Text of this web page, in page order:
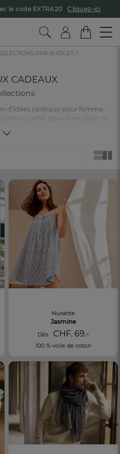
le code EXTRA20 Cliquez-ici
AT
PAR BUDGET
CADEAUX
d’idées cadeaux pour femme,
parfait pour faire plaisir ou
par nos accessoires déco :
Nuisette
Jasmine
Dès CHF. 69.-
100 % voile de coton